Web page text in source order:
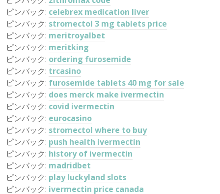
ピンバック: celebrex medication liver
ピンバック: stromectol 3 mg tablets price
ピンバック: meritroyalbet
ピンバック: meritking
ピンバック: ordering furosemide
ピンバック: trcasino
ピンバック: furosemide tablets 40 mg for sale
ピンバック: does merck make ivermectin
ピンバック: covid ivermectin
ピンバック: eurocasino
ピンバック: stromectol where to buy
ピンバック: push health ivermectin
ピンバック: history of ivermectin
ピンバック: madridbet
ピンバック: play luckyland slots
ピンバック: ivermectin price canada